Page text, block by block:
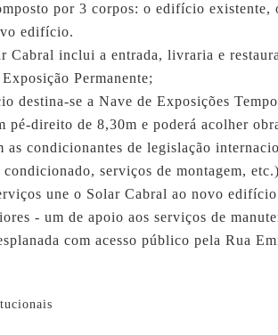
por 3 corpos: o edifício existente,
edifício.
Cabral inclui a entrada, livraria e
Permanente;
destina-se a Nave de Exposições
pé-direito de 8,30m e poderá acolher
as condicionantes de legislação
serviços de montagem,
une o Solar Cabral ao novo
- um de apoio aos serviços de
com acesso público pela Rua